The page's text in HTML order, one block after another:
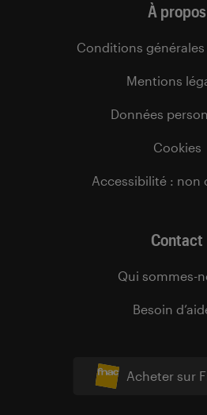
Acheter sur
À propos
Conditions générales
Mentions
Données
Cookies
Accessibilité : non
Contact
Qui sommes-
Besoin